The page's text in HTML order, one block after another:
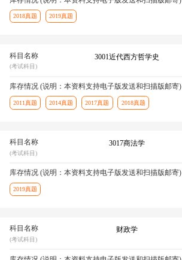
2018真题 2019真题
科目名称
(考试科目)
3001近代西方哲学史
库存情况 (说明：本资料支持电子版发送和扫描版邮寄)
2011真题 2014真题 2017真题 2018真题
科目名称
(考试科目)
3017商法学
库存情况 (说明：本资料支持电子版发送和扫描版邮寄)
2019真题
科目名称
(考试科目)
财政学